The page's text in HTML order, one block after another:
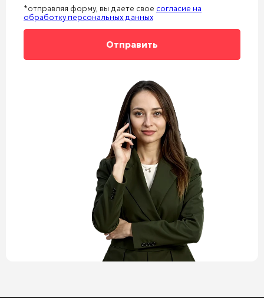
*отправляя форму, вы даете свое согласие на
обработку персональных данных